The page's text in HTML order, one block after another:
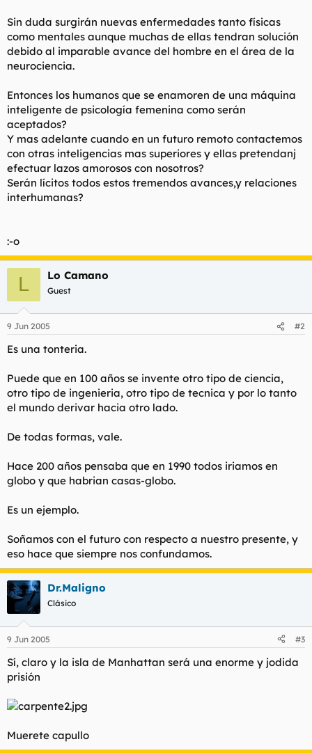
Sin duda surgirán nuevas enfermedades tanto físicas
como mentales aunque muchas de ellas tendran solución
debido al imparable avance del hombre en el área de la
neurociencia.
Entonces los humanos que se enamoren de una máquina
inteligente de psicología femenina como serán
aceptados?
Y mas adelante cuando en un futuro remoto contactemos
con otras inteligencias mas superiores y ellas pretendanj
efectuar lazos amorosos con nosotros?
Serán lícitos todos estos tremendos avances,y relaciones
interhumanas?
:-o
L Lo Camano
Guest
9 Jun 2005 #2
Es una tonteria.
Puede que en 100 años se invente otro tipo de ciencia,
otro tipo de ingenieria, otro tipo de tecnica y por lo tanto
el mundo derivar hacia otro lado.
De todas formas, vale.
Hace 200 años pensaba que en 1990 todos iriamos en
globo y que habrian casas-globo.
Es un ejemplo.
Soñamos con el futuro con respecto a nuestro presente, y
eso hace que siempre nos confundamos.
Dr.Maligno
Clásico
9 Jun 2005 #3
Sí, claro y la isla de Manhattan será una enorme y jodida
prisión
Muerete capullo